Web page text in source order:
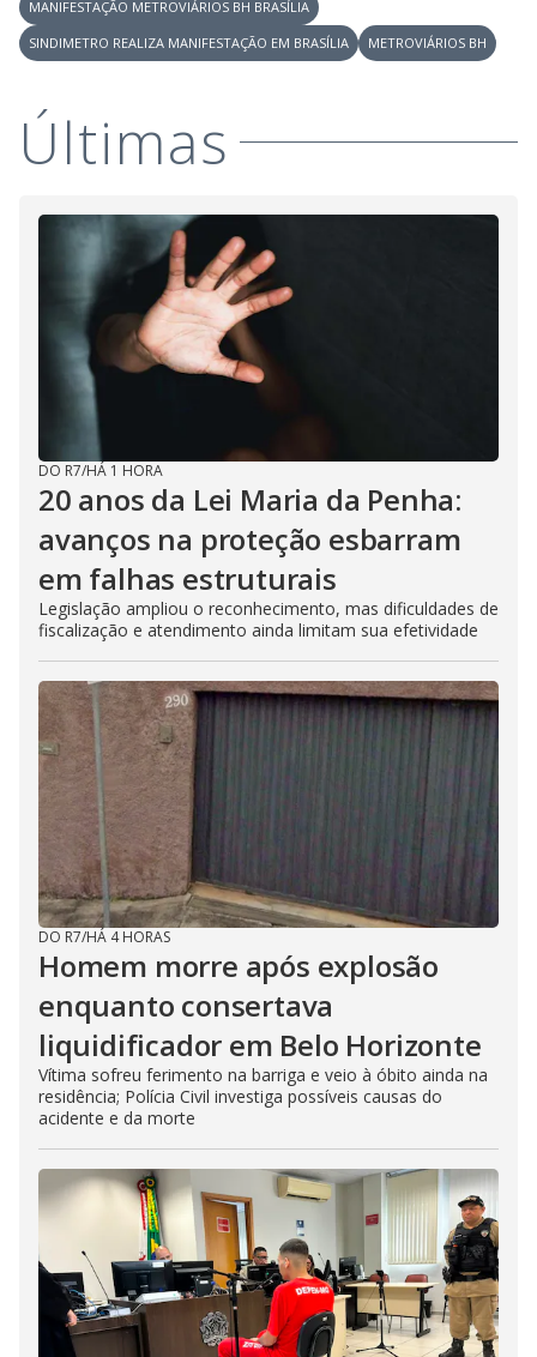
y
V
i
d
e
o
MANIFESTAÇÃO METROVIÁRIOS BH BRASÍLIA
SINDIMETRO REALIZA MANIFESTAÇÃO EM BRASÍLIA
METROVIÁRIOS BH
Últimas
DO R7/HÁ 1 HORA
20 anos da Lei Maria da Penha:
avanços na proteção esbarram
em falhas estruturais
Legislação ampliou o reconhecimento, mas dificuldades de
fiscalização e atendimento ainda limitam sua efetividade
DO R7/HÁ 4 HORAS
Homem morre após explosão
enquanto consertava
liquidificador em Belo Horizonte
Vítima sofreu ferimento na barriga e veio à óbito ainda na
residência; Polícia Civil investiga possíveis causas do
acidente e da morte